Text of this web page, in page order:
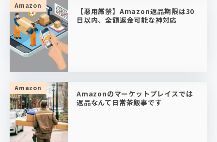
Amazon
【悪用厳禁】Amazon返品期限は30
日以内、全額返金可能な神対応
Amazon
Amazonのマーケットプレイスでは
返品なんて日常茶飯事です